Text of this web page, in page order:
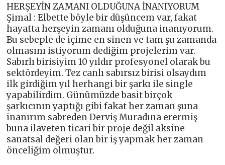
HERŞEYİN ZAMANI OLDUĞUNA İNANIYORUM
Şimal : Elbette böyle bir düşüncem var, fakat
hayatta herşeyin zamanı olduğuna inanıyorum.
Bu sebeple de içime en sinen ve tam şu zamanda
olmasını istiyorum dediğim projelerim var.
Sabırlı birisiyim 10 yıldır profesyonel olarak bu
sektördeyim. Tez canlı sabırsız birisi olsaydım
ilk girdiğim yıl herhangi bir şarkı ile single
yapabilirdim. Günümüzde basit birçok
şarkıcının yaptığı gibi fakat her zaman şuna
inanırım sabreden Derviş Muradına erermiş
buna ilaveten ticari bir proje değil aksine
sanatsal değeri olan bir iş yapmak her zaman
önceliğim olmuştur.